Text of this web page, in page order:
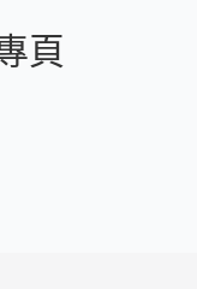
頁